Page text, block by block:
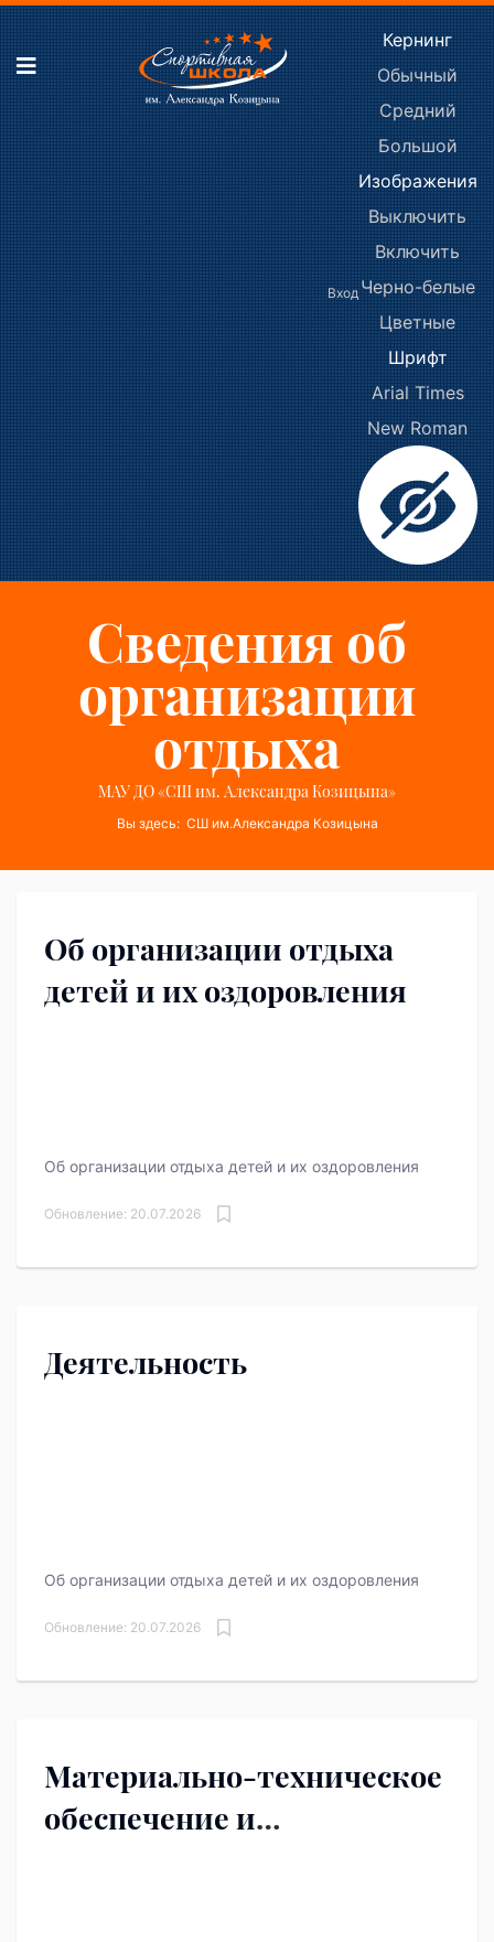
Кернинг
Обычный
Средний
Большой
Изображения
Выключить
Включить
Черно-белые
Цветные
Шрифт
Arial Times
New Roman
Вход
Сведения об
организации
отдыха
МАУ ДО «СШ им. Александра Козицына»
Вы здесь: СШ им.Александра Козицына
Об организации отдыха
детей и их оздоровления
Об организации отдыха детей и их оздоровления
Обновление: 20.07.2026
Деятельность
Об организации отдыха детей и их оздоровления
Обновление: 20.07.2026
Материально-техническое
обеспечение и